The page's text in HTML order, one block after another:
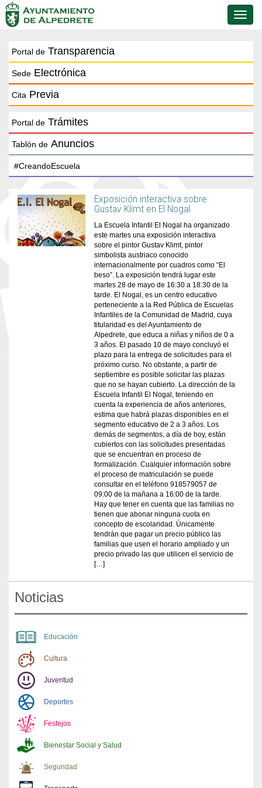
de
Portal de Transparencia
Sede Electrónica
Cita Previa
Portal de Trámites
Tablón de Anuncios
Exposición interactiva sobre
Gustav Klimt en El Nogal
La Escuela Infantil El Nogal ha organizado
este martes una exposición interactiva
sobre el pintor Gustav Klimt, pintor
simbolista austriaco conocido
internacionalmente por cuadros como “El
beso”. La exposición tendrá lugar este
martes 28 de mayo de 16:30 a 18:30 de la
tarde. El Nogal, es un centro educativo
perteneciente a la Red Pública de Escuelas
Infantiles de la Comunidad de Madrid, cuya
titularidad es del Ayuntamiento de
Alpedrete, que educa a niñas y niños de 0 a
3 años. El pasado 10 de mayo concluyó el
plazo para la entrega de solicitudes para el
próximo curso. No obstante, a partir de
septiembre es posible solicitar las plazas
que no se hayan cubierto. La dirección de la
Escuela Infantil El Nogal, teniendo en
cuenta la experiencia de años anteriores,
estima que habrá plazas disponibles en el
segmento educativo de 2 a 3 años. Los
demás de segmentos, a día de hoy, están
cubiertos con las solicitudes presentadas
que se encuentran en proceso de
formalización. Cualquier información sobre
el proceso de matriculación se puede
consultar en el teléfono 918579057 de
09:00 de la mañana a 16:00 de la tarde.
Hay que tener en cuenta que las familias no
tienen que abonar ninguna cuota en
concepto de escolaridad. Únicamente
tendrán que pagar un precio público las
familias que usen el horario ampliado y un
precio privado las que utilicen el servicio de
[…]
Noticias
Educación
Cultura
Juventud
Deportes
Festejos
Bienestar Social y Salud
Seguridad